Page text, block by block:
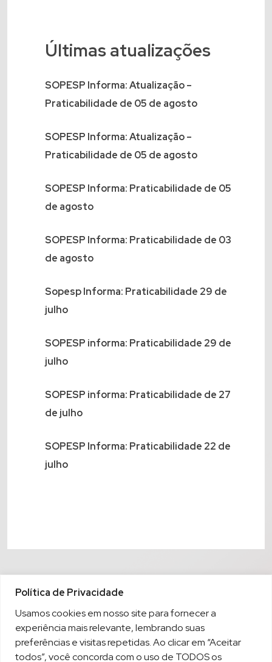
Política de Privacidade
Usamos cookies em nosso site para fornecer a
experiência mais relevante, lembrando suas
preferências e visitas repetidas. Ao clicar em “Aceitar
todos”, você concorda com o uso de TODOS os
Últimas atualizações
SOPESP Informa: Atualização –
Praticabilidade de 05 de agosto
SOPESP Informa: Atualização –
Praticabilidade de 05 de agosto
SOPESP Informa: Praticabilidade de 05
de agosto
SOPESP Informa: Praticabilidade de 03
de agosto
Sopesp Informa: Praticabilidade 29 de
julho
SOPESP informa: Praticabilidade 29 de
julho
SOPESP informa: Praticabilidade de 27
de julho
SOPESP Informa: Praticabilidade 22 de
julho